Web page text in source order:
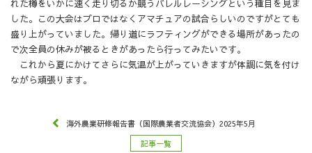
れた樽をいかに速く走り切るか競うバレルレーシングという種目を見ま
した。この大会はプロではなくアマチュアの試合らしいのですがとても
盛り上がっていました。帰り道にラフティングができる場所があったの
で次全員の休みが被るときがあったら行ってみたいです。
これから夏にかけてさらに気温が上がっていきますが体調に気を付け
ながら頑張ります。
海外農業研修報告書（国際農業者交流協会）2025年5月
記事一覧